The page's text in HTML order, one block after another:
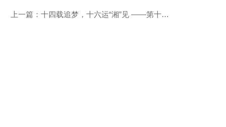
上一篇： 十四载追梦，十六运“湘”见 ——第十六届全运会落户湖南的背后